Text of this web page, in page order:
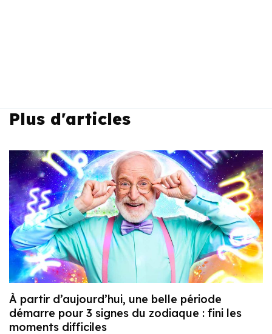
Plus d'articles
À partir d’aujourd’hui, une belle période
démarre pour 3 signes du zodiaque : fini les
moments difficiles